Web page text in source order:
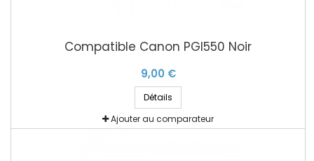
Compatible Canon PGI550 Noir
9,00 €
Détails
Ajouter au comparateur